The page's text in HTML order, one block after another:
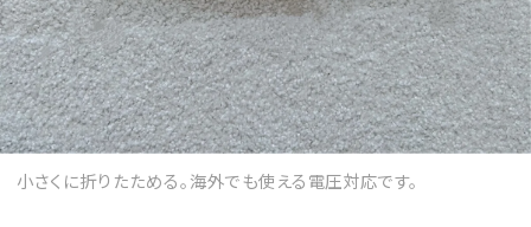
小さくに折りたためる。海外でも使える電圧対応です。